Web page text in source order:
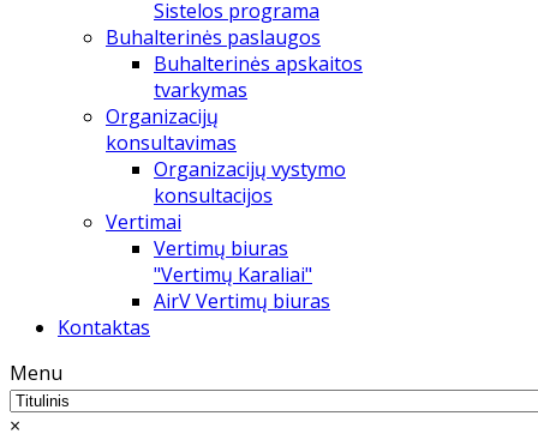
Sistelos programa
Buhalterinės paslaugos
Buhalterinės apskaitos
tvarkymas
Organizacijų
konsultavimas
Organizacijų vystymo
konsultacijos
Vertimai
Vertimų biuras
"Vertimų Karaliai"
AirV Vertimų biuras
Kontaktas
Menu
×